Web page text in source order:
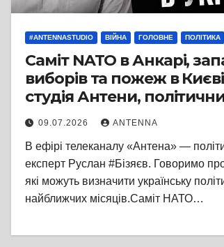
#ANTENNASTUDIO ВІЙНА ГОЛОВНЕ ПОЛІТИКА
Саміт NATO в Анкарі,
виборів та пожеж в
студія Антени,
експерт Руслан Бізяєв
09.07.2026 ANTENNA
В ефірі телеканалу «Антена» —
експерт Руслан #Бізяєв. Говоримо про
які можуть визначити українську
найближчих місяців.Саміт НАТО…